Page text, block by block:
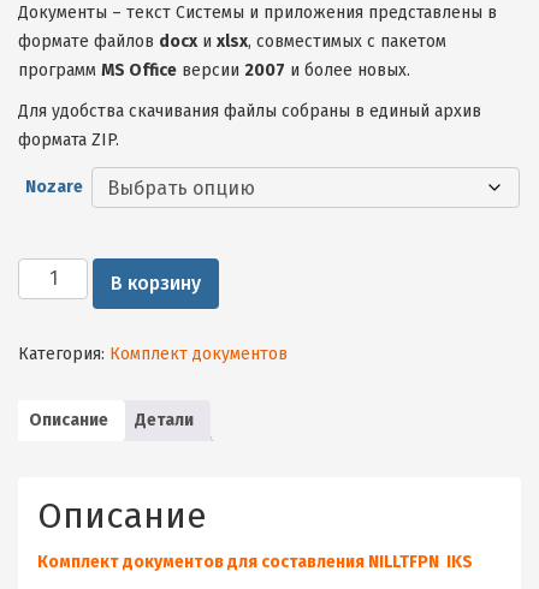
Документы – текст Системы и приложения представлены в
формате файлов docx и xlsx, совместимых с пакетом
программ MS Office версии 2007 и более новых.
Для удобства скачивания файлы собраны в единый архив
формата ZIP.
Nozare
Количество
товара
внутреннего
(IKS)
Закона
NILLTFP
В корзину
Категория: Комплект документов
Описание Детали
Описание
Комплект документов для составления NILLTFPN IKS